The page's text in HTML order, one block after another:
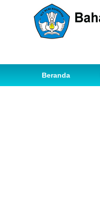
Beranda